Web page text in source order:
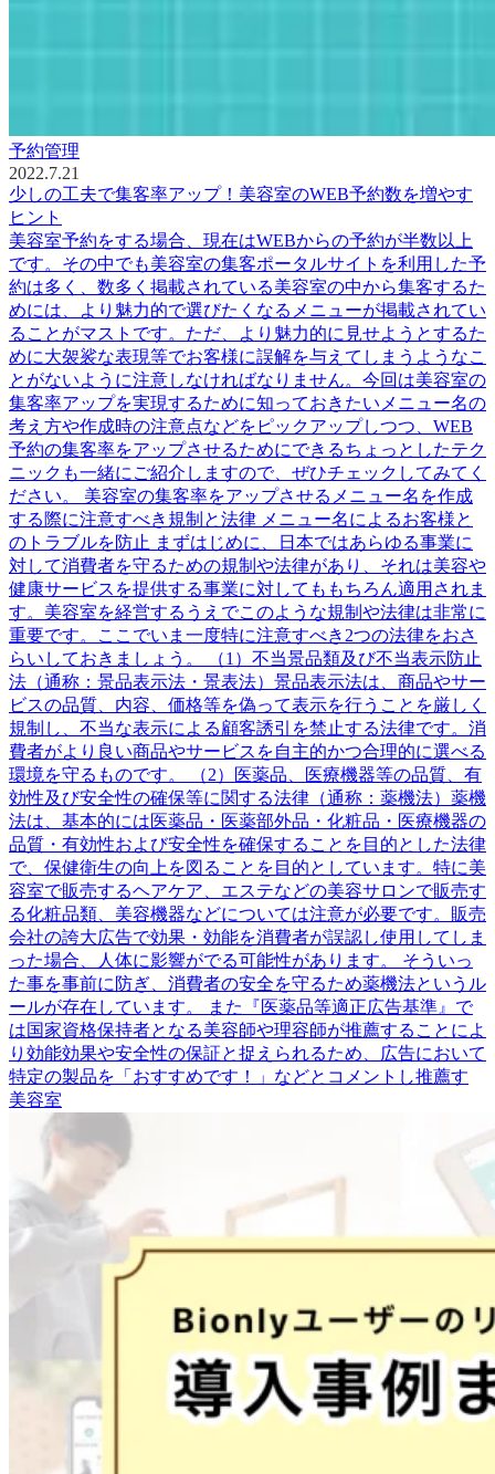
予約管理
2022.7.21
少しの工夫で集客率アップ！美容室のWEB予約数を増やす
ヒント
美容室予約をする場合、現在はWEBからの予約が半数以上
です。その中でも美容室の集客ポータルサイトを利用した予
約は多く、数多く掲載されている美容室の中から集客するた
めには、より魅力的で選びたくなるメニューが掲載されてい
ることがマストです。ただ、より魅力的に見せようとするた
めに大袈裟な表現等でお客様に誤解を与えてしまうようなこ
とがないように注意しなければなりません。今回は美容室の
集客率アップを実現するために知っておきたいメニュー名の
考え方や作成時の注意点などをピックアップしつつ、WEB
予約の集客率をアップさせるためにできるちょっとしたテク
ニックも一緒にご紹介しますので、ぜひチェックしてみてく
ださい。 美容室の集客率をアップさせるメニュー名を作成
する際に注意すべき規制と法律 メニュー名によるお客様と
のトラブルを防止 まずはじめに、日本ではあらゆる事業に
対して消費者を守るための規制や法律があり、それは美容や
健康サービスを提供する事業に対してももちろん適用されま
す。美容室を経営するうえでこのような規制や法律は非常に
重要です。ここでいま一度特に注意すべき2つの法律をおさ
らいしておきましょう。 （1）不当景品類及び不当表示防止
法（通称：景品表示法・景表法）景品表示法は、商品やサー
ビスの品質、内容、価格等を偽って表示を行うことを厳しく
規制し、不当な表示による顧客誘引を禁止する法律です。消
費者がより良い商品やサービスを自主的かつ合理的に選べる
環境を守るものです。 （2）医薬品、医療機器等の品質、有
効性及び安全性の確保等に関する法律（通称：薬機法）薬機
法は、基本的には医薬品・医薬部外品・化粧品・医療機器の
品質・有効性および安全性を確保することを目的とした法律
で、保健衛生の向上を図ることを目的としています。特に美
容室で販売するヘアケア、エステなどの美容サロンで販売す
る化粧品類、美容機器などについては注意が必要です。販売
会社の誇大広告で効果・効能を消費者が誤認し使用してしま
った場合、人体に影響がでる可能性があります。 そういっ
た事を事前に防ぎ、消費者の安全を守るため薬機法というル
ールが存在しています。 また『医薬品等適正広告基準』で
は国家資格保持者となる美容師や理容師が推薦することによ
り効能効果や安全性の保証と捉えられるため、広告において
特定の製品を「おすすめです！」などとコメントし推薦す
美容室